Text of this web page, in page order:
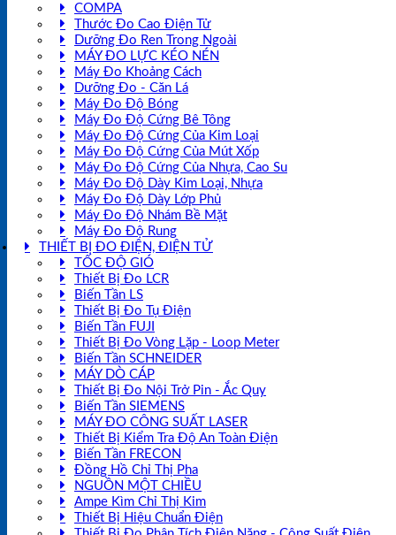
COMPA
Thước Đo Cao Điện Tử
Dưỡng Đo Ren Trong Ngoài
MÁY ĐO LỰC KÉO NÉN
Máy Đo Khoảng Cách
Dưỡng Đo - Căn Lá
Máy Đo Độ Bóng
Máy Đo Độ Cứng Bê Tông
Máy Đo Độ Cứng Của Kim Loại
Máy Đo Độ Cứng Của Mút Xốp
Máy Đo Độ Cứng Của Nhựa, Cao Su
Máy Đo Độ Dày Kim Loại, Nhựa
Máy Đo Độ Dày Lớp Phủ
Máy Đo Độ Nhám Bề Mặt
Máy Đo Độ Rung
THIẾT BỊ ĐO ĐIỆN, ĐIỆN TỬ
TỐC ĐỘ GIÓ
Thiết Bị Đo LCR
Biến Tần LS
Thiết Bị Đo Tụ Điện
Biến Tần FUJI
Thiết Bị Đo Vòng Lặp - Loop Meter
Biến Tần SCHNEIDER
MÁY DÒ CÁP
Thiết Bị Đo Nội Trở Pin - Ắc Quy
Biến Tần SIEMENS
MÁY ĐO CÔNG SUẤT LASER
Thiết Bị Kiểm Tra Độ An Toàn Điện
Biến Tần FRECON
Đồng Hồ Chỉ Thị Pha
NGUỒN MỘT CHIỀU
Ampe Kìm Chỉ Thị Kim
Thiết Bị Hiệu Chuẩn Điện